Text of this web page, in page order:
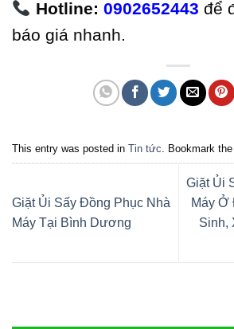
Hotline: 0902652443 để
báo giá nhanh.
This entry was posted in Tin tức . Bookmark the
Giặt Ủi Sấy Đồng Phục Nhà
Máy Tại Bình Dương
Giặt Ủi
Máy Ở
Sinh,